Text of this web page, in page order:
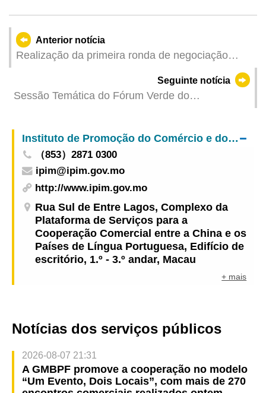
Anterior notícia
Realização da primeira ronda de negociação
matéria penal entre a RAEM e as Filipinas
Seguinte notícia
Sessão Temática do Fórum Verde do
Instituto de Promoção do Comércio e do Investimento
（853）2871 0300
ipim@ipim.gov.mo
http://www.ipim.gov.mo
Rua Sul de Entre Lagos, Complexo da
Plataforma de Serviços para a
Cooperação Comercial entre a China e os
Países de Língua Portuguesa, Edifício de
escritório, 1.º - 3.º andar, Macau
+ mais
Notícias dos serviços públicos
2026-08-07 21:31
A GMBPF promove a cooperação no modelo
“Um Evento, Dois Locais”, com mais de 270